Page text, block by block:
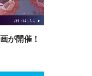
が開催！